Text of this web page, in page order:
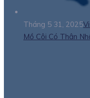
Tháng 5 31, 2025
Mồ Côi Có Thân